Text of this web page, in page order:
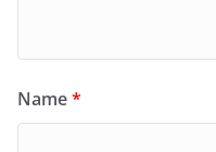
Name*